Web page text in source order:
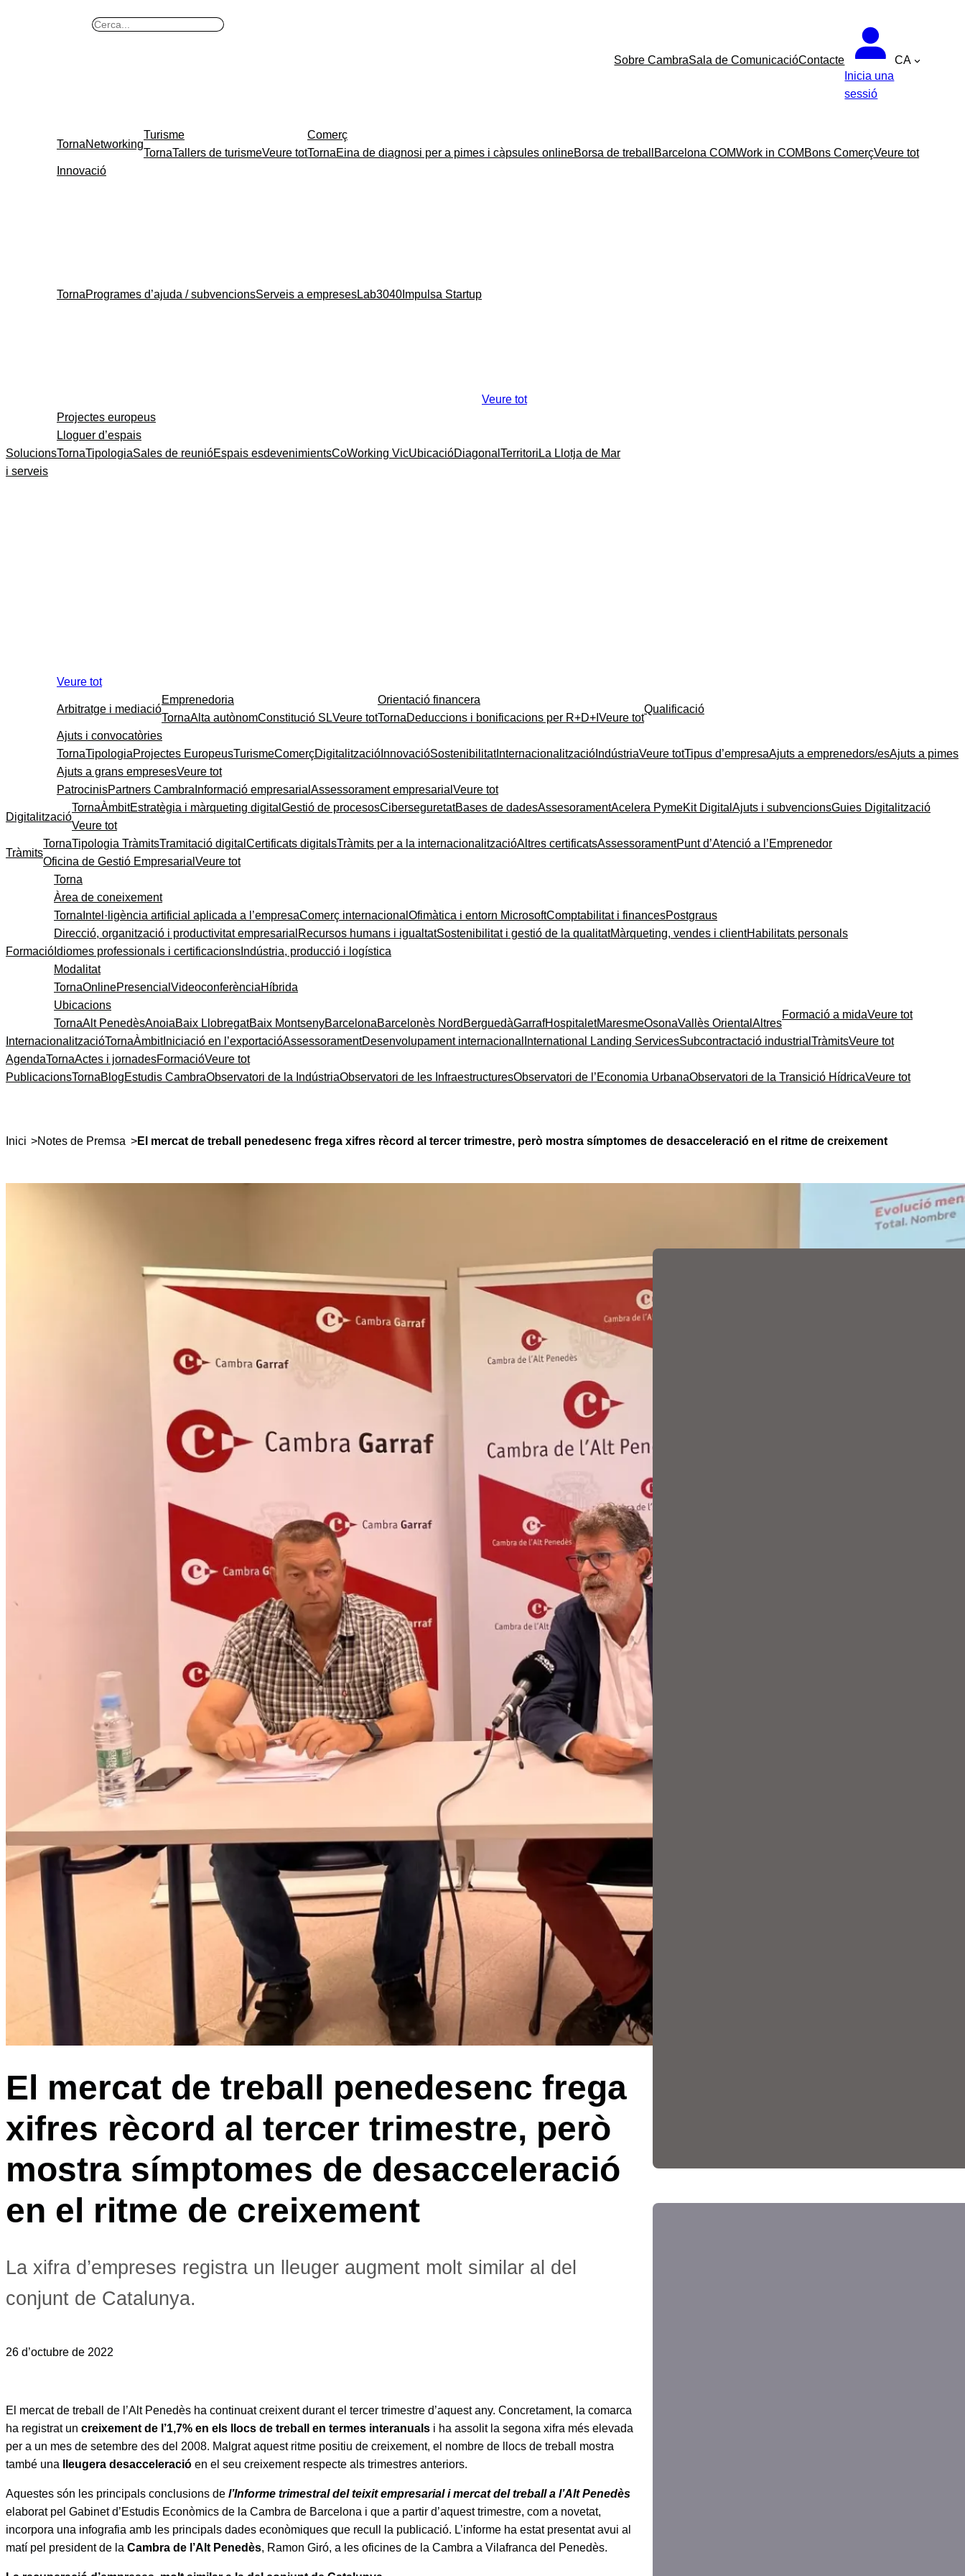
B
Sobre CambraSala de ComunicacióContacte
Inicia una
sessió
CA
Solucions
i serveis
TornaNetworking
Turisme
TornaTallers de turismeVeure tot
Comerç
TornaEina de diagnosi per a pimes i càpsules onlineBorsa de treball Barcelona COMWork in COM Bons ComerçVeure tot
Innovació
TornaProgrames d’ajuda / subvencionsServeis a empresesLab3040 Impulsa Startup
Veure tot
Projectes europeus
Lloguer d’espais
TornaTipologiaSales de reunióEspais esdevenimientsCoWorking VicUbicacióDiagonal TerritoriLa Llotja de Mar
Veure tot
Arbitratge i mediació
Emprenedoria
TornaAlta autònomConstitució SLVeure tot
Orientació financera
TornaDeduccions i bonificacions per R+D+I Veure tot
Qualificació
Ajuts i convocatòries
TornaTipologiaProjectes EuropeusTurismeComerçDigitalització InnovacióSostenibilitatInternacionalització IndústriaVeure totTipus d’empresaAjuts a emprenedors/esAjuts a pimes
Ajuts a grans empresesVeure tot
PatrocinisPartners Cambra Informació empresarial Assessorament empresarial Veure tot
Digitalització
TornaÀmbitEstratègia i màrqueting digital Gestió de procesosCiberseguretatBases de dadesAssesoramentAcelera PymeKit Digital Ajuts i subvencionsGuies Digitalització
Veure tot
Tràmits
TornaTipologia TràmitsTramitació digital Certificats digitalsTràmits per a la internacionalitzacióAltres certificatsAssessoramentPunt d’Atenció a l’Emprenedor
Oficina de Gestió Empresarial Veure tot
Formació
Torna
Àrea de coneixement
Torna Intel·ligència artificial aplicada a l’empresaComerç internacional Ofimàtica i entorn MicrosoftComptabilitat i financesPostgraus
Direcció, organització i productivitat empresarial Recursos humans i igualtatSostenibilitat i gestió de la qualitatMàrqueting, vendes i clientHabilitats personals
Idiomes professionals i certificacions Indústria, producció i logística
Modalitat
TornaOnlinePresencial VideoconferènciaHíbrida
Ubicacions
TornaAlt PenedèsAnoiaBaix LlobregatBaix MontsenyBarcelonaBarcelonès Nord BerguedàGarrafHospitaletMaresmeOsonaVallès Oriental Altres
Formació a midaVeure tot
InternacionalitzacióTornaÀmbitIniciació en l’exportacióAssessoramentDesenvolupament internacional International Landing ServicesSubcontractació industrial TràmitsVeure tot
AgendaTornaActes i jornadesFormacióVeure tot
PublicacionsTornaBlogEstudis CambraObservatori de la IndústriaObservatori de les InfraestructuresObservatori de l’Economia UrbanaObservatori de la Transició HídricaVeure tot
Inici >Notes de Premsa >El mercat de treball penedesenc frega xifres rècord al tercer trimestre, però mostra símptomes de desacceleració en el ritme de creixement
El mercat de treball penedesenc frega
xifres rècord al tercer trimestre, però
mostra símptomes de desacceleració
en el ritme de creixement
La xifra d’empreses registra un lleuger augment molt similar al del
conjunt de Catalunya.
26 d’octubre de 2022
El mercat de treball de l’Alt Penedès ha continuat creixent durant el tercer trimestre d’aquest any. Concretament, la comarca
ha registrat un creixement de l’1,7% en els llocs de treball en termes interanuals i ha assolit la segona xifra més elevada
per a un mes de setembre des del 2008. Malgrat aquest ritme positiu de creixement, el nombre de llocs de treball mostra
també una
lleugera desacceleració en el seu creixement respecte als trimestres anteriors.
Aquestes són les principals conclusions de l’Informe trimestral del teixit empresarial i mercat del treballa l’Alt Penedès
elaborat pel Gabinet d’Estudis Econòmics de la Cambra de Barcelona i que a partir d’aquest trimestre, com a novetat,
incorpora una infografia amb les principals dades econòmiques que recull la publicació. L’informe ha estat presentat avui al
matí pel president de la Cambra de l’Alt Penedès, Ramon Giró, a les oficines de la Cambra a Vilafranca del Penedès.